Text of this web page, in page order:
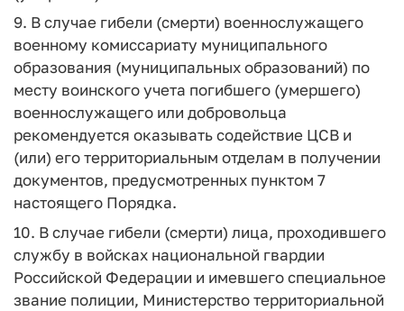
9. В случае гибели (смерти) военнослужащего
военному комиссариату муниципального
образования (муниципальных образований) по
месту воинского учета погибшего (умершего)
военнослужащего или добровольца
рекомендуется оказывать содействие ЦСВ и
(или) его территориальным отделам в получении
документов, предусмотренных пунктом 7
настоящего Порядка.
10. В случае гибели (смерти) лица, проходившего
службу в войсках национальной гвардии
Российской Федерации и имевшего специальное
звание полиции, Министерство территориальной